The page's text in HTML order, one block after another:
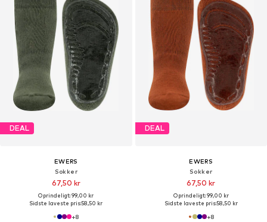
DEAL
EWERS
Sokker
67,50 kr
Oprindeligt: 99,00 kr
Sidste laveste pris:58,50 kr
+8
DEAL
EWERS
Sokker
67,50 kr
Oprindeligt: 99,00 kr
Sidste laveste pris:58,50 kr
+8